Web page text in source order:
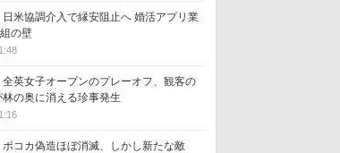
日米協調介入で縁安阻止へ 婚活アプリ業
の壁
全英女子オープンのプレーオフ、観客の
の奥に消える珍事発生
ポコカ偽造ほぼ消滅、しかし新たな敵